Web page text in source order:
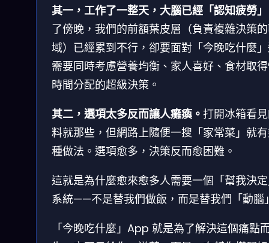
其一，工作了一整天，大腦已經「認知疲勞
了傍晚，我們的前額葉皮層（負責複雜決策
域）已經累到不行，卻要面對「今晚吃什麼
需要同時考慮營養均衡、家人喜好、食材取
時間分配的超級決策。
其二，選項太多反而讓人癱瘓。 打開冰箱看
料就那些，但網路上隨便一搜「家常菜」就
種做法。選項愈多，決策反而愈困難。
這就是為什麼愈來愈多人需要一個「幫我決
系統——不是替我們做飯，而是替我們「動腦
「今晚吃什麼」App 就是為了解決這個痛點